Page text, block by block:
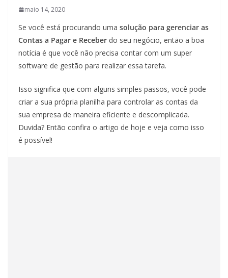
maio 14, 2020
Se você está procurando uma solução para gerenciar as
Contas a Pagar e Receber do seu negócio, então a boa
notícia é que você não precisa contar com um super
software de gestão para realizar essa tarefa.
Isso significa que com alguns simples passos, você pode
criar a sua própria planilha para controlar as contas da
sua empresa de maneira eficiente e descomplicada.
Duvida? Então confira o artigo de hoje e veja como isso
é possível!